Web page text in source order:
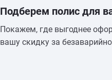
Подберем полис для
Покажем, где выгоднее
вашу скидку за